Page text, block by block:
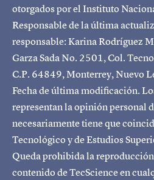
otorgados por el Instituto
Responsable de la última
responsable: Karina Rodríguez
Garza Sada No. 2501, Col.
C.P. 64849, Monterrey, Nuevo
Fecha de última modificación.
representan la opinión personal
necesariamente tiene que
Tecnológico y de Estudios
Queda prohibida la
contenido de TecScience en